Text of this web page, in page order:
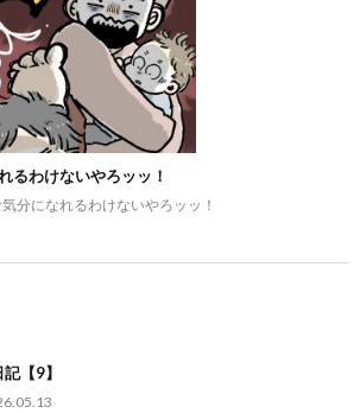
るわけないやろッッ！
分になれるわけないやろッッ！
【9】